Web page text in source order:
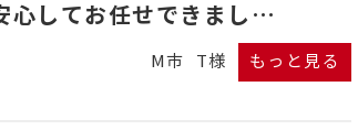
心してお任せできまし…
M市 T様 もっと見る